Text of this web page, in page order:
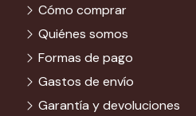
Cómo comprar
Quiénes somos
Formas de pago
Gastos de envío
Garantía y devoluciones